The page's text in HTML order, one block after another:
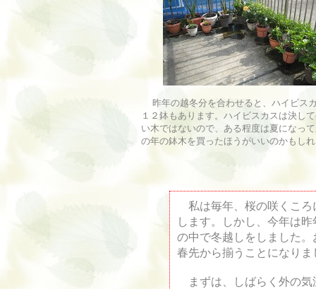
昨年の越冬分を合わせると、ハイビス
１２鉢もあります。ハイビスカスは決し
い木ではないので、ある程度は夏になっ
の年の鉢木を買ったほうがいいのかもし
私は毎年、桜の咲くころ
します。しかし、今年は
の中で冬越しをしました
春先から揃うことになりま
まずは、しばらく外の気